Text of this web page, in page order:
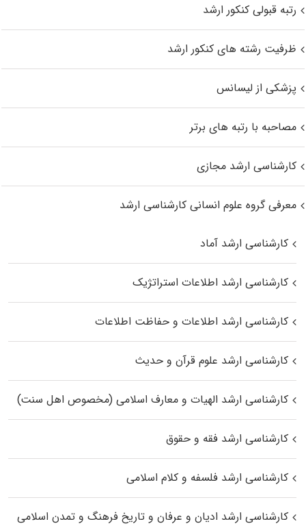
رتبه قبولی کنکور ارشد
ظرفیت رشته های کنکور ارشد
پزشکی از لیسانس
مصاحبه با رتبه های برتر
کارشناسی ارشد مجازی
معرفی گروه علوم انسانی کارشناسی ارشد
کارشناسی ارشد آماد
کارشناسی ارشد اطلاعات استراتژیک
کارشناسی ارشد اطلاعات و حفاظت اطلاعات
کارشناسی ارشد علوم قرآن و حدیث
کارشناسی ارشد الهیات و معارف اسلامی (مخصوص اهل سنت)
کارشناسی ارشد فقه و حقوق
کارشناسی ارشد فلسفه و کلام اسلامی
کارشناسی ارشد ادیان و عرفان و تاریخ فرهنگ و تمدن اسلامی